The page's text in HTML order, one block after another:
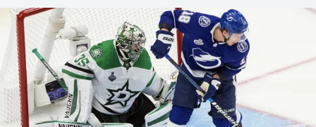
DALŠÍ SPORTY
Americký fotbal
Baseball a softbal
NEPŘEHLÉDNĚTE
Soutěže